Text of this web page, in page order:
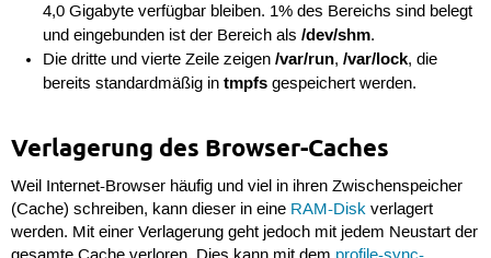
4,0 Gigabyte verfügbar bleiben. 1% des Bereichs sind belegt
und eingebunden ist der Bereich als/dev/shm.
Die dritte und vierte Zeile zeigen/var/run,/var/lock, die
bereits standardmäßig intmpfs gespeichert werden.
Verlagerung des Browser-Caches
Weil Internet-Browser häufig und viel in ihren Zwischenspeicher
(Cache) schreiben, kann dieser in eine RAM-Diskverlagert
werden. Mit einer Verlagerung geht jedoch mit jedem Neustart der